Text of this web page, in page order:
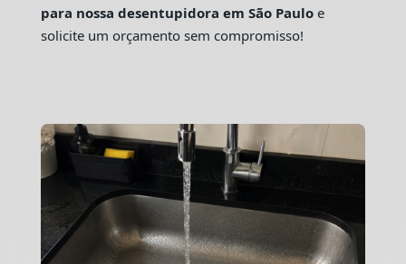
para nossa desentupidora em São Pauloe
solicite um orçamento sem compromisso!